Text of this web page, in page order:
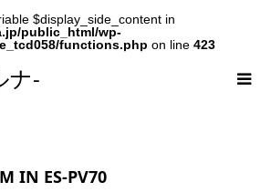
$display_side_content in
public_html/wp-
functions.php on line 423
ナ-
IN ES-PV70